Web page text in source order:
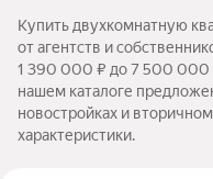
Купить двухкомнатную
от агентств и
1 390 000 ₽ до 7 500 000
нашем каталоге
новостройках и
характеристики.